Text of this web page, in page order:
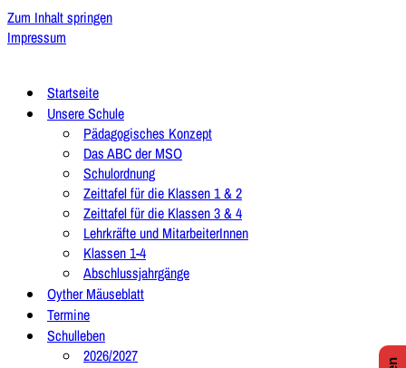
Zum Inhalt springen
Impressum
Startseite
Unsere Schule
Pädagogisches Konzept
Das ABC der MSO
Schulordnung
Zeittafel für die Klassen 1 & 2
Zeittafel für die Klassen 3 & 4
Lehrkräfte und MitarbeiterInnen
Klassen 1-4
Abschlussjahrgänge
Oyther Mäuseblatt
Termine
Schulleben
2026/2027